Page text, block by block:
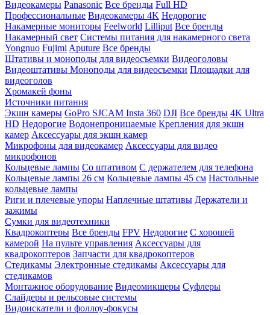
Видеокамеры Panasonic Все бренды Full HD
Профессиональные Видеокамеры 4K Недорогие
Накамерные мониторы Feelworld Lilliput Все бренды
Накамерный свет Системы питания для накамерного света
Yongnuo Fujimi Aputure Все бренды
Штативы и моноподы для видеосъемки Видеоголовы
Видеоштативы Моноподы для видеосъемки Площадки для
видеоголов
Хромакей фоны
Источники питания
Экшн камеры GoPro SJCAM Insta 360 DJI Все бренды 4K Ultra
HD Недорогие Водонепроницаемые Крепления для экшн
камер Аксессуары для экшн камер
Микрофоны для видеокамер Аксессуары для видео
микрофонов
Кольцевые лампы Со штативом C держателем для телефона
Кольцевые лампы 26 см Кольцевые лампы 45 см Настольные
кольцевые лампы
Риги и плечевые упоры Наплечные штативы Держатели и
зажимы
Сумки для видеотехники
Квадрокоптеры Все бренды FPV Недорогие С хорошей
камерой На пульте управления Аксессуары для
квадрокоптеров Запчасти для квадрокоптеров
Стедикамы Электронные стедикамы Аксессуары для
стедикамов
Монтажное оборудование Видеомикшеры Суфлеры
Слайдеры и рельсовые системы
Видоискатели и фоллоу-фокусы